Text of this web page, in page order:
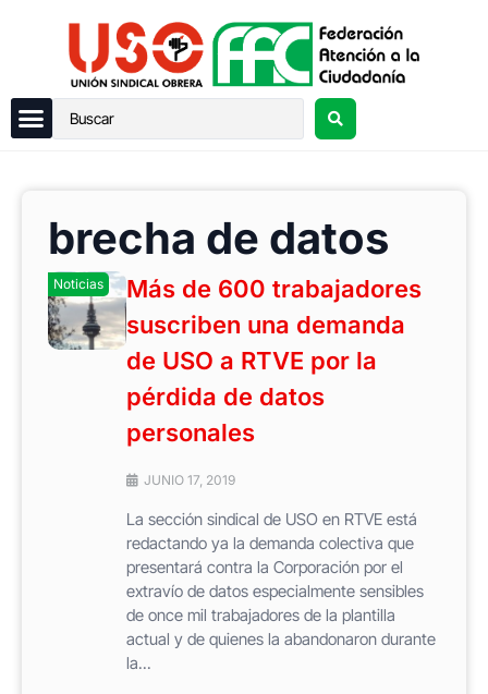
brecha de datos
Noticias
Más de 600 trabajadores
suscriben una demanda
de USO a RTVE por la
pérdida de datos
personales
JUNIO 17, 2019
La sección sindical de USO en RTVE está
redactando ya la demanda colectiva que
presentará contra la Corporación por el
extravío de datos especialmente sensibles
de once mil trabajadores de la plantilla
actual y de quienes la abandonaron durante
la...